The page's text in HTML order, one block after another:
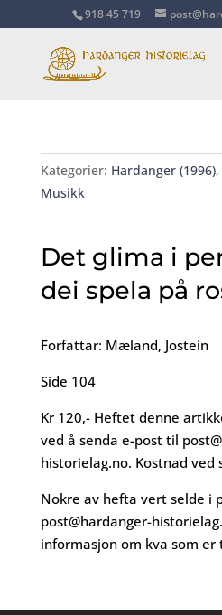
918 45 719
Kategorier: Hardanger (1996),
Musikk
Det glima i
dei spela på
Forfattar: Mæland, Jostein
Side 104
Kr 120,- Heftet denne
ved å senda e-post til
historielag.no. Kostnad ved
Nokre av hefta vert selde i
post@hardanger-
informasjon om kva som er